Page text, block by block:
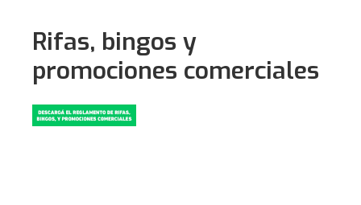
Rifas, bingos y
promociones comerciales